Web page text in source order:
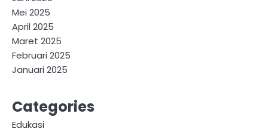
Mei 2025
April 2025
Maret 2025
Februari 2025
Januari 2025
Categories
Edukasi